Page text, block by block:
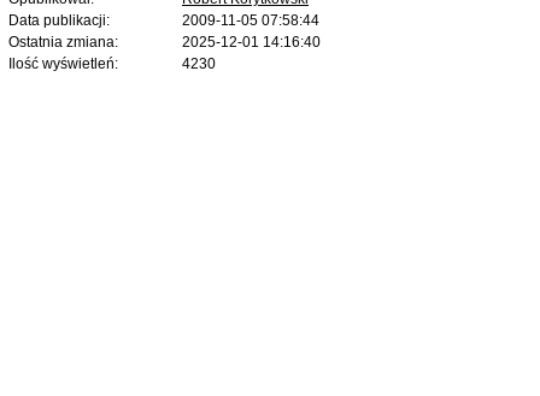
Data publikacji:
2009-11-05 07:58:44
Ostatnia zmiana:
2025-12-01 14:16:40
Ilość wyświetleń:
4230